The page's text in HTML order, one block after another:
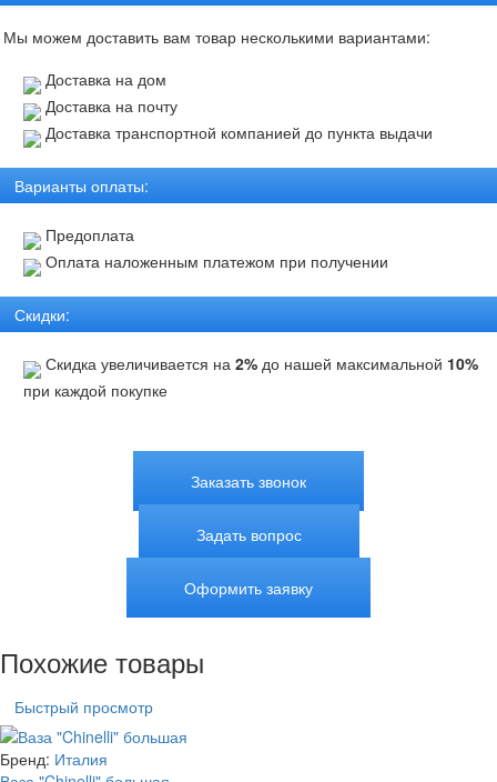
Мы можем доставить вам товар несколькими вариантами:
Доставка на дом
Доставка на почту
Доставка транспортной компанией до пункта выдачи
Варианты оплаты:
Предоплата
Оплата наложенным платежом при получении
Скидки:
Скидка увеличивается на 2% до нашей максимальной 10%
при каждой покупке
Заказать звонок
Задать вопрос
Оформить заявку
Похожие товары
Быстрый просмотр
Бренд: Италия